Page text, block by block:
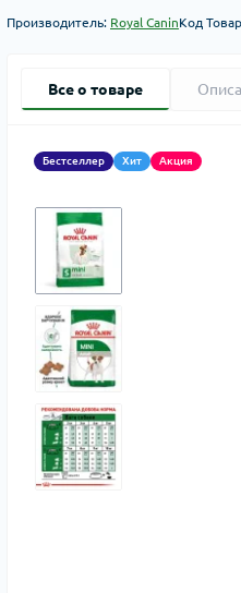
Производитель: Royal CaninКод
Все о товаре
Бестселлер Хит Акция